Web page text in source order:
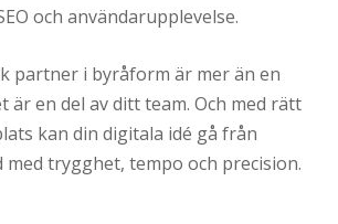
och användarupplevelse.
partner i byråform är mer än en
är en del av ditt team. Och med rätt
kan din digitala idé gå från
trygghet, tempo och precision.